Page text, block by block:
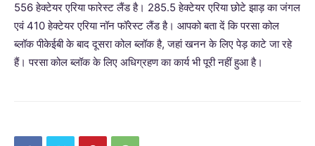
556 हेक्टेयर एरिया फारेस्ट लैंड है। 285.5 हेक्टेयर एरिया छोटे झाड़ का जंगल
एवं 410 हेक्टेयर एरिया नॉन फॉरेस्ट लैंड है। आपको बता दें कि परसा कोल
ब्लॉक पीकेईबी के बाद दूसरा कोल ब्लॉक है, जहां खनन के लिए पेड़ काटे जा रहे
हैं। परसा कोल ब्लॉक के लिए अधिग्रहण का कार्य भी पूरी नहीं हुआ है।